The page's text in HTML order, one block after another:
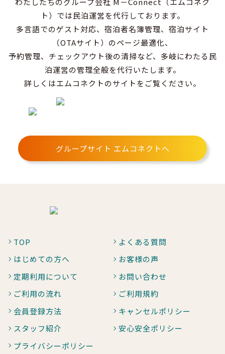
ト）では民泊運営を代行しております。
多言語でのゲスト対応、宿泊者名簿管理、宿泊サイト
（OTAサイト）のページ最適化、
予約管理、チェックアウト後の清掃など、多岐にわたる民
泊運営の管理全般を代行いたします。
詳しくはエムコネクトのサイトをご覧ください。
グループサイト エムコネクトへ
TOP
はじめての方へ
定期利用について
ご利用の流れ
会員登録方法
スタッフ紹介
よくある質問
お客様の声
お問い合わせ
ご利用規約
キャンセルポリシー
安心安全ポリシー
プライバシーポリシー